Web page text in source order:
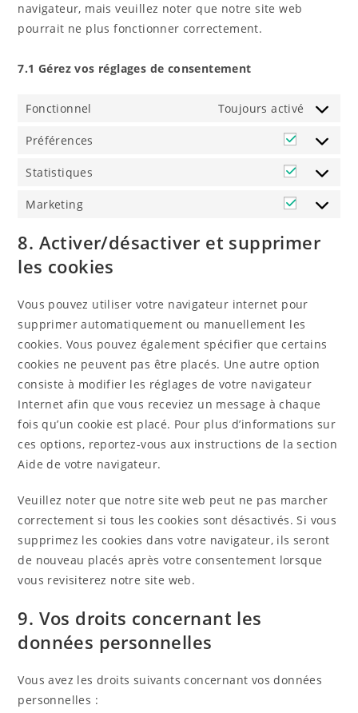
navigateur, mais veuillez noter que notre site web
pourrait ne plus fonctionner correctement.
7.1 Gérez vos réglages de consentement
Fonctionnel Toujours activé
Préférences
Statistiques
Marketing
8. Activer/désactiver et supprimer
les cookies
Vous pouvez utiliser votre navigateur internet pour
supprimer automatiquement ou manuellement les
cookies. Vous pouvez également spécifier que certains
cookies ne peuvent pas être placés. Une autre option
consiste à modifier les réglages de votre navigateur
Internet afin que vous receviez un message à chaque
fois qu’un cookie est placé. Pour plus d’informations sur
ces options, reportez-vous aux instructions de la section
Aide de votre navigateur.
Veuillez noter que notre site web peut ne pas marcher
correctement si tous les cookies sont désactivés. Si vous
supprimez les cookies dans votre navigateur, ils seront
de nouveau placés après votre consentement lorsque
vous revisiterez notre site web.
9. Vos droits concernant les
données personnelles
Vous avez les droits suivants concernant vos données
personnelles :